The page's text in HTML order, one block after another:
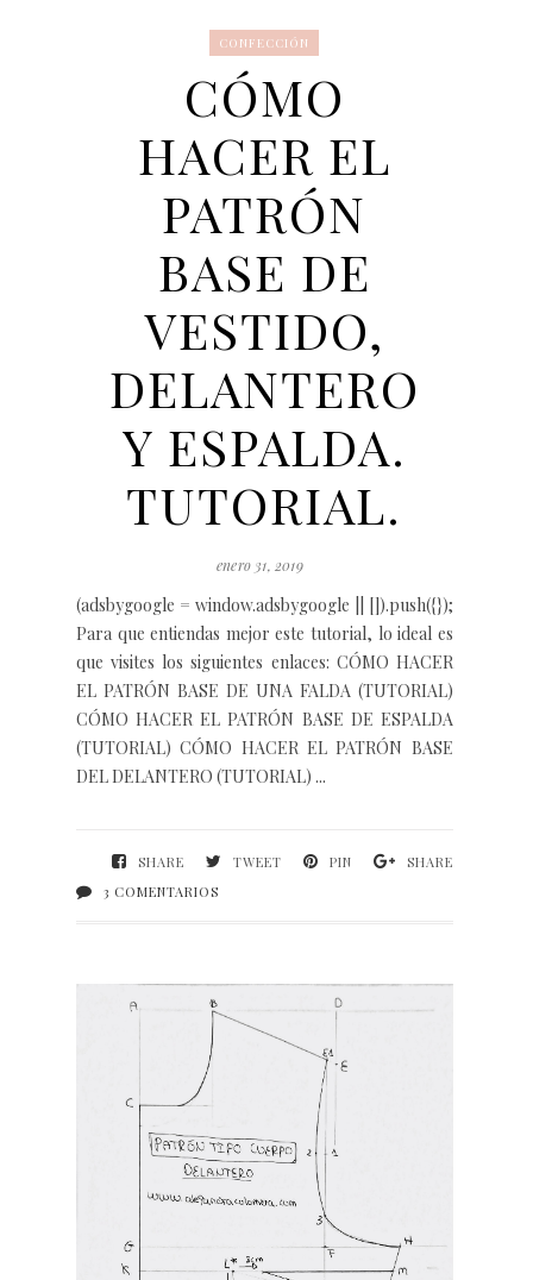
CONFECCIÓN
CÓMO
HACER EL
PATRÓN
BASE DE
VESTIDO,
DELANTERO
Y ESPALDA.
TUTORIAL.
enero 31, 2019
(adsbygoogle = window.adsbygoogle || []).push({});
Para que entiendas mejor este tutorial, lo ideal es
que visites los siguientes enlaces: CÓMO HACER
EL PATRÓN BASE DE UNA FALDA (TUTORIAL)
CÓMO HACER EL PATRÓN BASE DE ESPALDA
(TUTORIAL) CÓMO HACER EL PATRÓN BASE
DEL DELANTERO (TUTORIAL) ...
SHARE TWEET PIN
SHARE
3 COMENTARIOS